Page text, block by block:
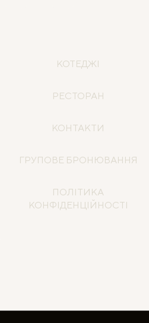
КОТЕДЖІ
РЕСТОРАН
КОНТАКТИ
ГРУПОВЕ БРОНЮВАННЯ
ПОЛІТИКА
КОНФІДЕНЦІЙНОСТІ